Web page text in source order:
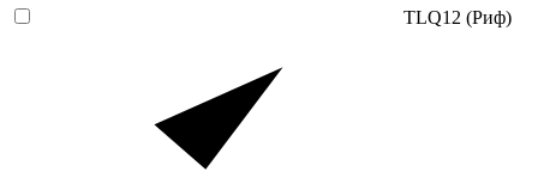
TLQ12 (Риф)